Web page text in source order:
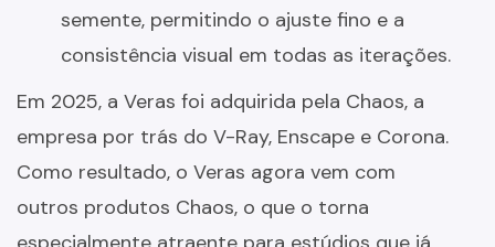
semente, permitindo o ajuste fino e a
consistência visual em todas as iterações.
Em 2025, a Veras foi adquirida pela Chaos, a
empresa por trás do V-Ray, Enscape e Corona.
Como resultado, o Veras agora vem com
outros produtos Chaos, o que o torna